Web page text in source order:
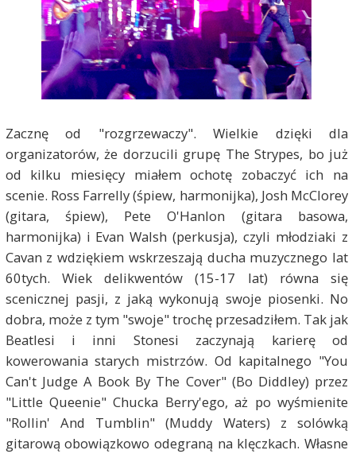
Zacznę od "rozgrzewaczy". Wielkie dzięki dla
organizatorów, że dorzucili grupę The Strypes, bo już
od kilku miesięcy miałem ochotę zobaczyć ich na
scenie. Ross Farrelly (śpiew, harmonijka), Josh McClorey
(gitara, śpiew), Pete O'Hanlon (gitara basowa,
harmonijka) i Evan Walsh (perkusja), czyli młodziaki z
Cavan z wdziękiem wskrzeszają ducha muzycznego lat
60tych. Wiek delikwentów (15-17 lat) równa się
scenicznej pasji, z jaką wykonują swoje piosenki. No
dobra, może z tym "swoje" trochę przesadziłem. Tak jak
Beatlesi i inni Stonesi zaczynają karierę od
kowerowania starych mistrzów. Od kapitalnego "You
Can't Judge A Book By The Cover" (Bo Diddley) przez
"Little Queenie" Chucka Berry'ego, aż po wyśmienite
"Rollin' And Tumblin" (Muddy Waters) z solówką
gitarową obowiązkowo odegraną na klęczkach. Własne